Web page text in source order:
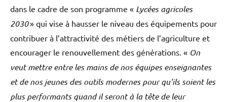
dans le cadre de son programme « Lycées agricoles
2030» qui vise à hausser le niveau des équipements pour
contribuer à l’attractivité des métiers de l’agriculture et
encourager le renouvellement des générations. « On
veut mettre entre les mains de nos équipes enseignantes
et de nos jeunes des outils modernes pour qu’ils soient les
plus performants quand il seront à la tête de leur